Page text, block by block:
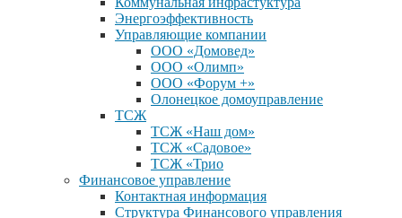
Энергоэффективность
Управляющие компании
ООО «Домовед»
ООО «Олимп»
ООО «Форум +»
Олонецкое домоуправление
ТСЖ
ТСЖ «Наш дом»
ТСЖ «Садовое»
ТСЖ «Трио
Финансовое управление
Контактная информация
Структура Финансового управления